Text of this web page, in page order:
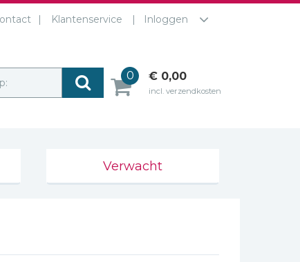
Klantenservice Inloggen
0 € 0,00
incl. verzendkosten
Verwacht